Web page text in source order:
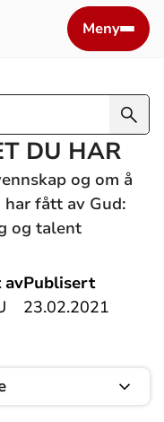
Meny
DU HAR
og om å
fått av Gud:
og talent
avPublisert
23.02.2021